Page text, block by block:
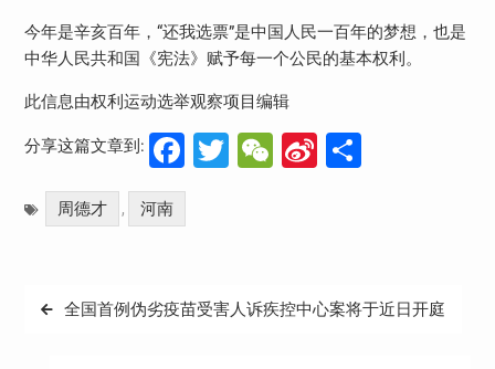
今年是辛亥百年，“还我选票”是中国人民一百年的梦想，也是
中华人民共和国《宪法》赋予每一个公民的基本权利。
此信息由权利运动选举观察项目编辑
分享这篇文章到: Facebook
Twitter
WeChat
Sina分
周德才 , 河南
文
全国首例伪劣疫苗受害人诉疾控中心案将于近日开庭